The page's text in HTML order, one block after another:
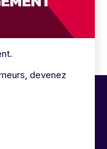
devenez